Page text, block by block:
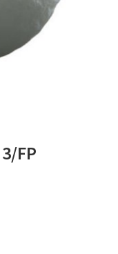
FP